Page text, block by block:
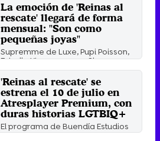
La emoción de 'Reinas al
rescate' llegará de forma
mensual: "Son como
pequeñas joyas"
Supremme de Luxe, Pupi Poisson,
Estrella Xtravaganza y Sharonne
han presentado el formato ...
Martes 5 Julio 2022 13:18
'Reinas al rescate' se
estrena el 10 de julio en
Atresplayer Premium, con
duras historias LGTBIQ+
El programa de Buendía Estudios
contará con la presencia de